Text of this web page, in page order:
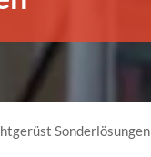
Sonderlösungen